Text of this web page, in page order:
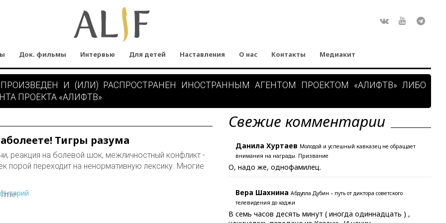
Док. фильмы Интервью Для детей Наставления О нас Контакты Медиакит
И (ИЛИ) РАСПРОСТРАНЕН ИНОСТРАННЫМ АГЕНТОМ ПРОЕКТОМ «АЛИФТВ» ЛИБО
ПРОЕКТА «АЛИФТВ»
Тигры разума
реакция на болевой шок, межличностный конфликт -
порой переходит на ненормативную лексику. Многие
Свежие комментарии
Данила Хуртаев Молодой и успешный кавказец не обращает
внимания на награды. Призвание
О, надо же, однофамилец.
Вера Шахнина Абдулла Дубин – путь от диктора советского
телевидения до хаджи
В семь часов десять минут ( иногда одиннадцать ) ,